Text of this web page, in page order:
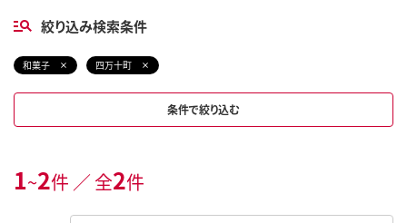
絞り込み検索条件
和菓子 四万十町
条件で絞り込む
1~2件 ／ 全2件